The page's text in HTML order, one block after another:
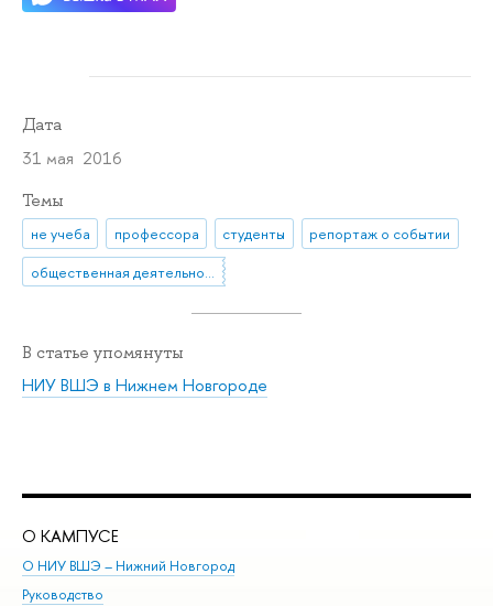
Дата
31 мая 2016
Темы
не учеба профессора студенты
репортаж о событии
В статье упомянуты
НИУ ВШЭ в Нижнем Новгороде
О КАМПУСЕ
О НИУ ВШЭ – Нижний Новгород
Руководство